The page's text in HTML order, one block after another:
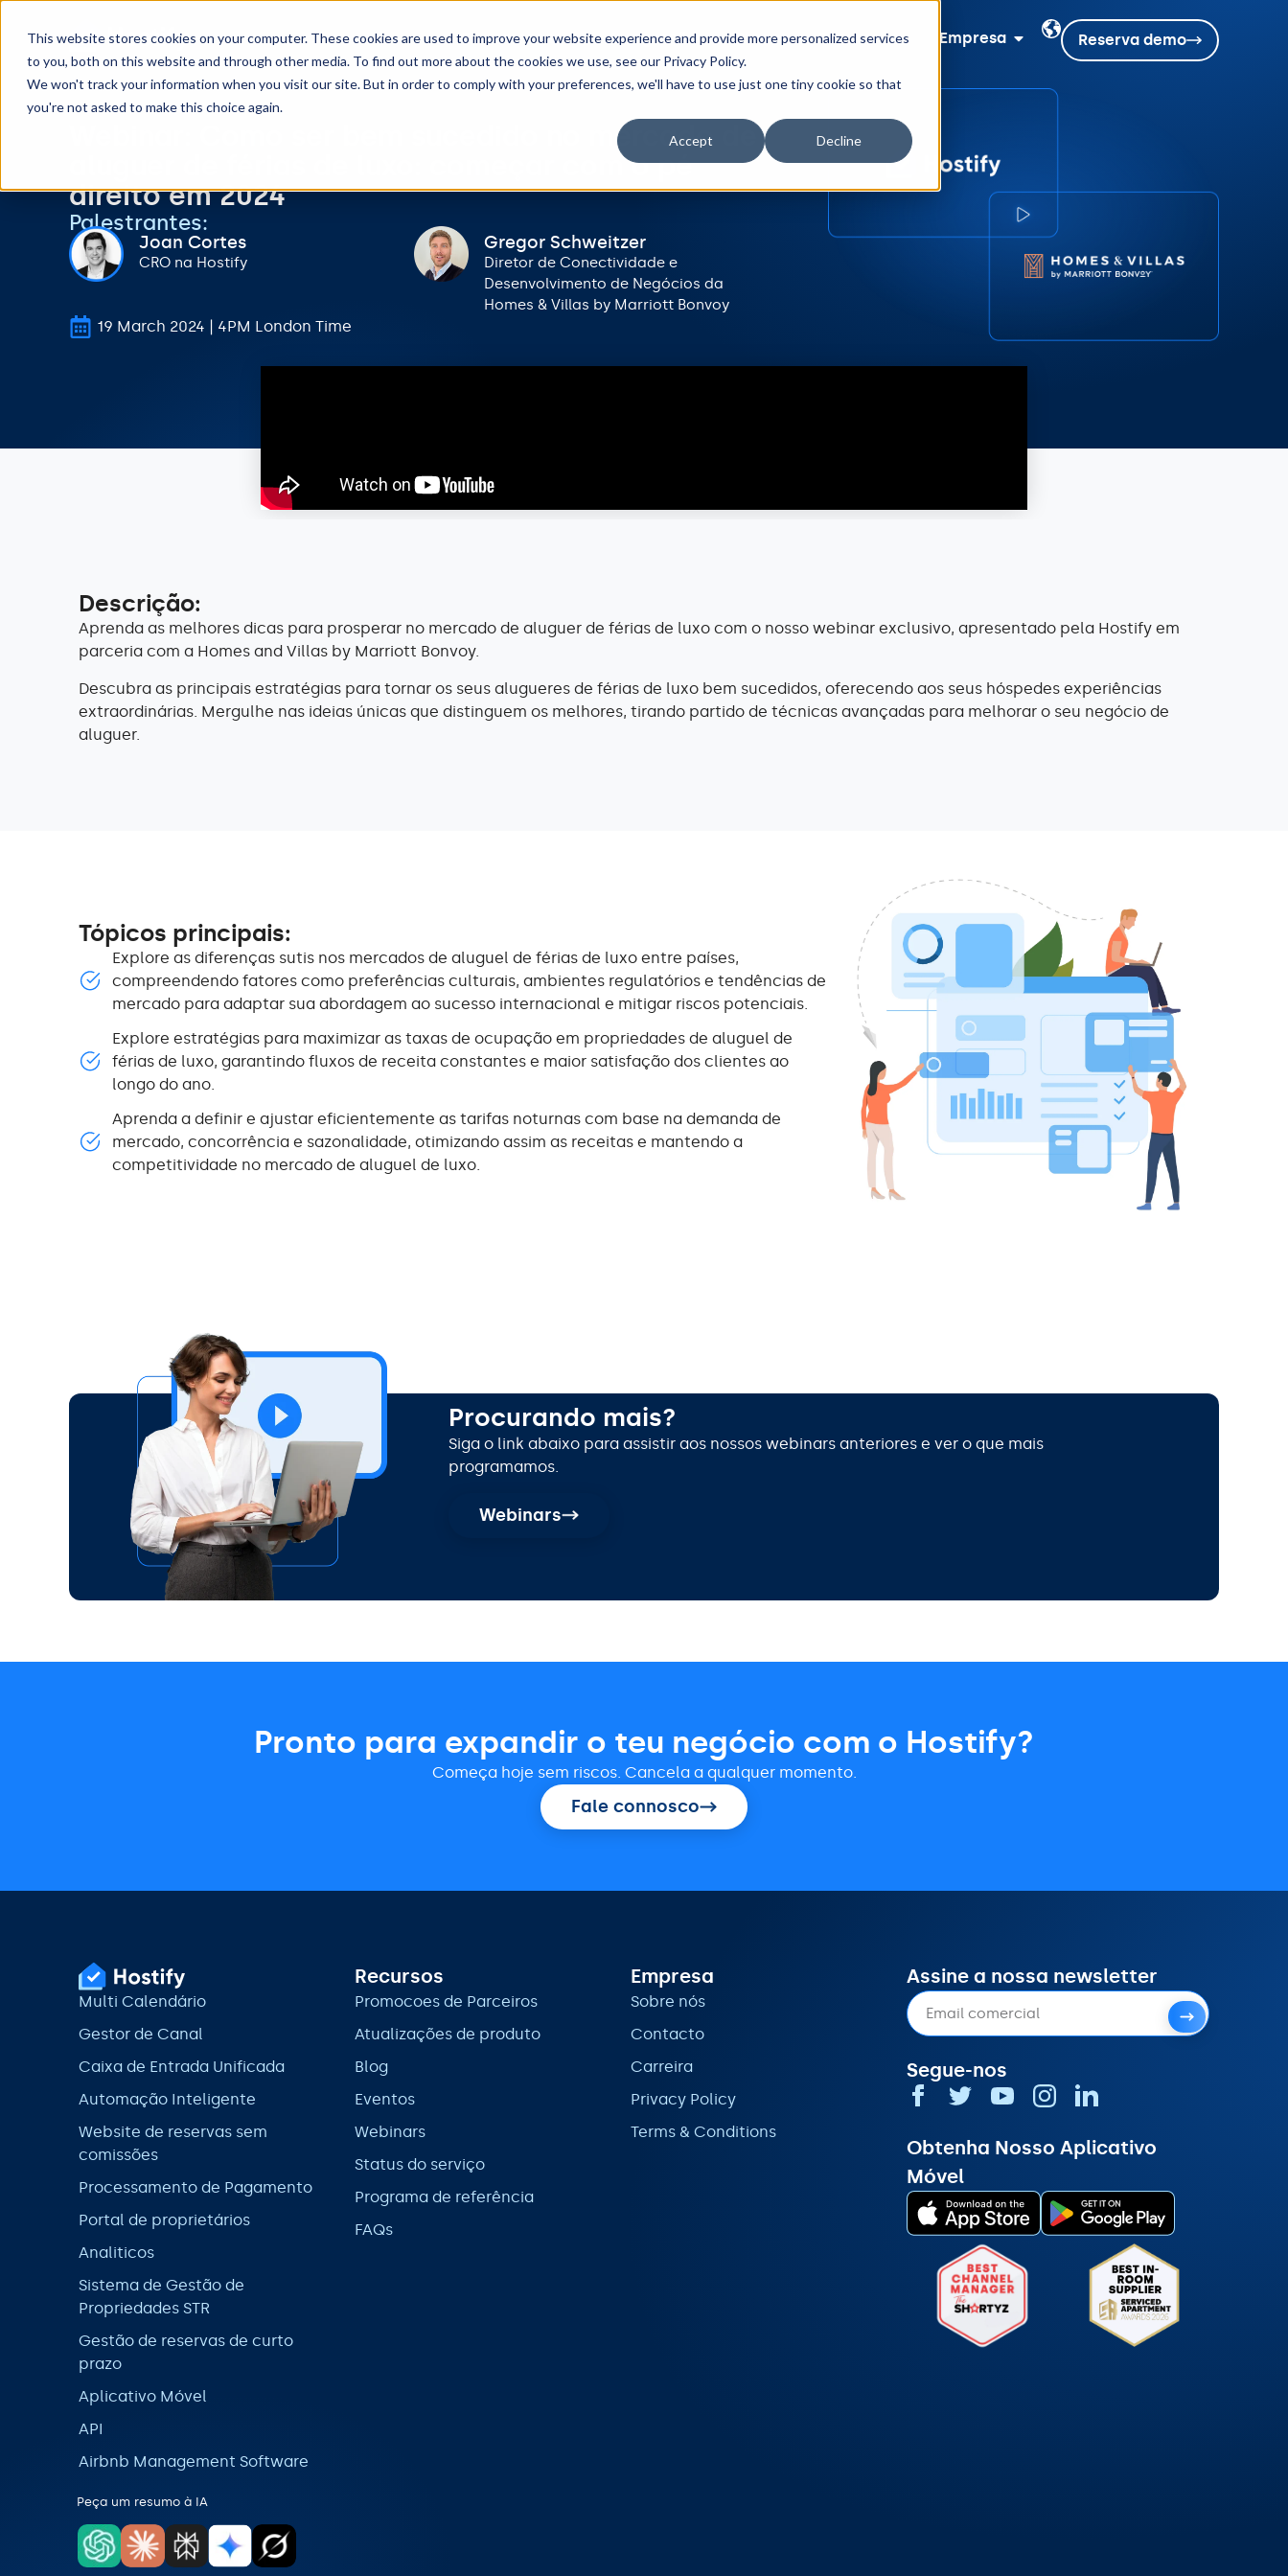
This website stores cookies on your computer. These cookies are used to improve your website experience and provide more personalized services
to you, both on this website and through other media. To find out more about the cookies we use, see our Privacy Policy.
We won't track your information when you visit our site. But in order to comply with your preferences, we'll have to use just one tiny cookie so that
you're not asked to make this choice again.
Accept Decline
Ferramentas Integrações Preços Recursos Empresa Reserva demo
Webinar: Como ser bem sucedido no mercado de
aluguer de férias de luxo: começar com o pé
direito em 2024
Palestrantes:
Joan Cortes
CRO na Hostify
Gregor Schweitzer
Diretor de Conectividade e
Desenvolvimento de Negócios da
Homes & Villas by Marriott Bonvoy
19 March 2024 | 4PM London Time
Descrição:
Aprenda as melhores dicas para prosperar no mercado de aluguer de férias de luxo com o nosso webinar exclusivo, apresentado pela Hostify em
parceria com a Homes and Villas by Marriott Bonvoy.
Descubra as principais estratégias para tornar os seus alugueres de férias de luxo bem sucedidos, oferecendo aos seus hóspedes experiências
extraordinárias. Mergulhe nas ideias únicas que distinguem os melhores, tirando partido de técnicas avançadas para melhorar o seu negócio de
aluguer.
Tópicos principais:
Explore as diferenças sutis nos mercados de aluguel de férias de luxo entre países,
compreendendo fatores como preferências culturais, ambientes regulatórios e tendências de
mercado para adaptar sua abordagem ao sucesso internacional e mitigar riscos potenciais.
Explore estratégias para maximizar as taxas de ocupação em propriedades de aluguel de
férias de luxo, garantindo fluxos de receita constantes e maior satisfação dos clientes ao
longo do ano.
Aprenda a definir e ajustar eficientemente as tarifas noturnas com base na demanda de
mercado, concorrência e sazonalidade, otimizando assim as receitas e mantendo a
competitividade no mercado de aluguel de luxo.
Procurando mais?
Siga o link abaixo para assistir aos nossos webinars anteriores e ver o que mais
programamos.
Webinars
Pronto para expandir o teu negócio com o Hostify?
Começa hoje sem riscos. Cancela a qualquer momento.
Fale connosco
Multi Calendário
Gestor de Canal
Caixa de Entrada Unificada
Automação Inteligente
Website de reservas sem
comissões
Processamento de Pagamento
Portal de proprietários
Analiticos
Sistema de Gestão de
Propriedades STR
Gestão de reservas de curto
prazo
Aplicativo Móvel
API
Airbnb Management Software
Peça um resumo à IA
Recursos
Promocoes de Parceiros
Atualizações de produto
Blog
Eventos
Webinars
Status do serviço
Programa de referência
FAQs
Empresa
Sobre nós
Contacto
Carreira
Privacy Policy
Terms & Conditions
Assine a nossa newsletter
Segue-nos
Obtenha Nosso Aplicativo
Móvel